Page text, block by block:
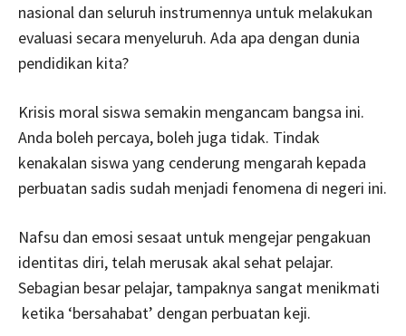
nasional dan seluruh instrumennya untuk melakukan
evaluasi secara menyeluruh. Ada apa dengan dunia
pendidikan kita?
Krisis moral siswa semakin mengancam bangsa ini.
Anda boleh percaya, boleh juga tidak. Tindak
kenakalan siswa yang cenderung mengarah kepada
perbuatan sadis sudah menjadi fenomena di negeri ini.
Nafsu dan emosi sesaat untuk mengejar pengakuan
identitas diri, telah merusak akal sehat pelajar.
Sebagian besar pelajar, tampaknya sangat menikmati
ketika ‘bersahabat’ dengan perbuatan keji.